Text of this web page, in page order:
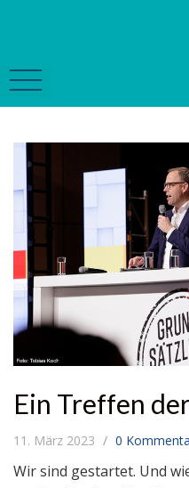
Ein Treffen
11. März 2023 0
Wir sind gestartet. Und